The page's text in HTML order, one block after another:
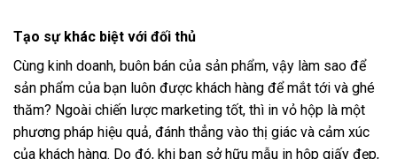
Tạo sự khác biệt với đối thủ
Cùng kinh doanh, buôn bán của sản phẩm, vậy làm sao để
sản phẩm của bạn luôn được khách hàng để mắt tới và ghé
thăm? Ngoài chiến lược marketing tốt, thì in vỏ hộp là một
phương pháp hiệu quả, đánh thẳng vào thị giác và cảm xúc
của khách hàng. Do đó, khi bạn sở hữu mẫu in hộp giấy đẹp,